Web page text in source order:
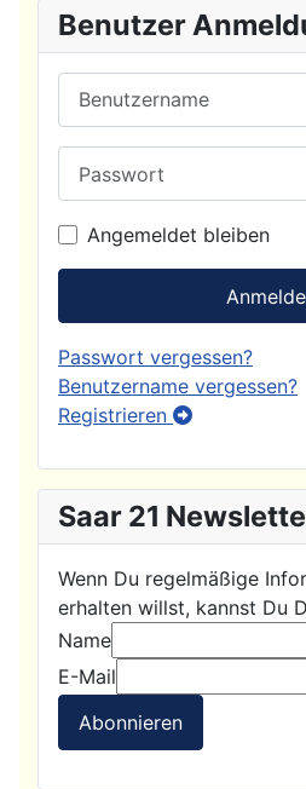
Benutzer
Angemeldet bleiben
Passwort vergessen?
Benutzername vergessen?
Registrieren
Saar 21
Wenn Du regelmäßige
erhalten willst, kannst Du
Name
E-Mail
Abonnieren